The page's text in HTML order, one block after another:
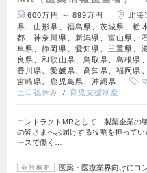
600万円 ～ 899万円
北海
県、山形県、福島県、茨城県、栃
都、神奈川県、新潟県、富山県、
阜県、静岡県、愛知県、三重県、
良県、和歌山県、鳥取県、島根県
香川県、愛媛県、高知県、福岡県
宮崎県、鹿児島県、沖縄県
土日祝休み
育児支援制度
コントラクトMRとして、製薬企業の
の皆さまへお届けする役割を担ってい
ースで働く…
会社概要
医薬・医療業界向けにコ